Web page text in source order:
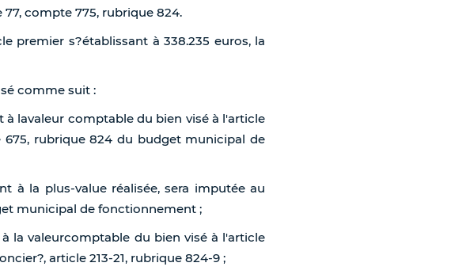
compte 775, rubrique 824.
premier s?établissant à 338.235 euros, la
comme suit :
à lavaleur comptable du bien visé à l'article
rubrique 824 du budget municipal de
à la plus-value réalisée, sera imputée au
municipal de fonctionnement ;
la valeurcomptable du bien visé à l'article
article 213-21, rubrique 824-9 ;